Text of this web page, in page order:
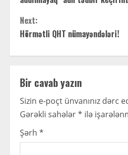
n
t
i
n
u
e
R
Next:
Hörmətli QHT nümayəndələri!
Bir cavab yazın
Sizin e-poçt ünvanınız dərc
Gərəkli sahələr* ilə
Şərh *